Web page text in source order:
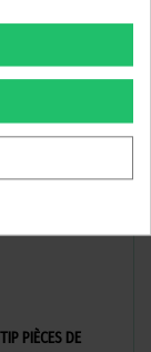
PIÈCES DE